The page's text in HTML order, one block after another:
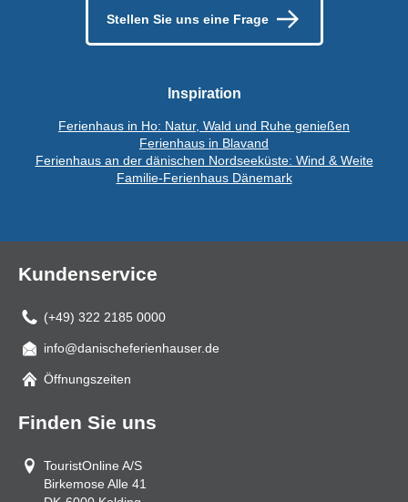
Stellen Sie uns eine Frage
Inspiration
Ferienhaus in Ho: Natur, Wald und Ruhe genießen
Ferienhaus in Blavand
Ferienhaus an der dänischen Nordseeküste: Wind & Weite
Familie-Ferienhaus Dänemark
Kundenservice
(+49) 322 2185 0000
Mail
info@danischeferienhauser.de
Öffnungszeiten
Finden Sie uns
TouristOnline A/S
Birkemose Alle 41